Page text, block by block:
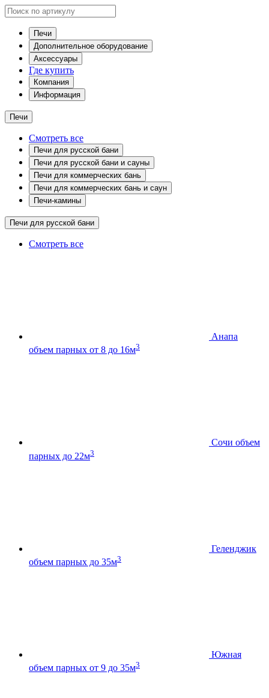
Печи
Дополнительное оборудование
Аксессуары
Где купить
Компания
Информация
Печи
Смотреть все
Печи для русской бани
Печи для русской бани и сауны
Печи для коммерческих бань
Печи для коммерческих бань и саун
Печи-камины
Печи для русской бани
Смотреть все
Анапа
объем парных от 8 до 16м3
Сочи объем
парных до 22м3
Геленджик
объем парных до 35м3
Южная
объем парных от 9 до 35м3